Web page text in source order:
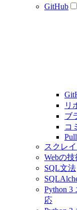
GitHub
リ
ブ
コ
スクレ
Webの
SQL文法
Python
応